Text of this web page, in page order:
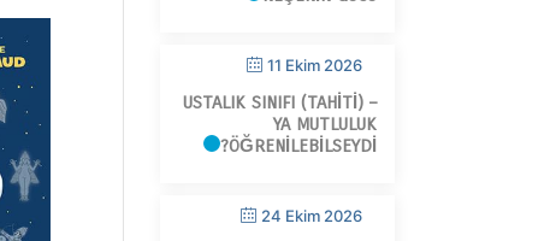
11 Ekim 2026
USTALIK SINIFI (TAHITI) –
YA MUTLULUK
ÖĞRENILEBILSEYDI?
24 Ekim 2026